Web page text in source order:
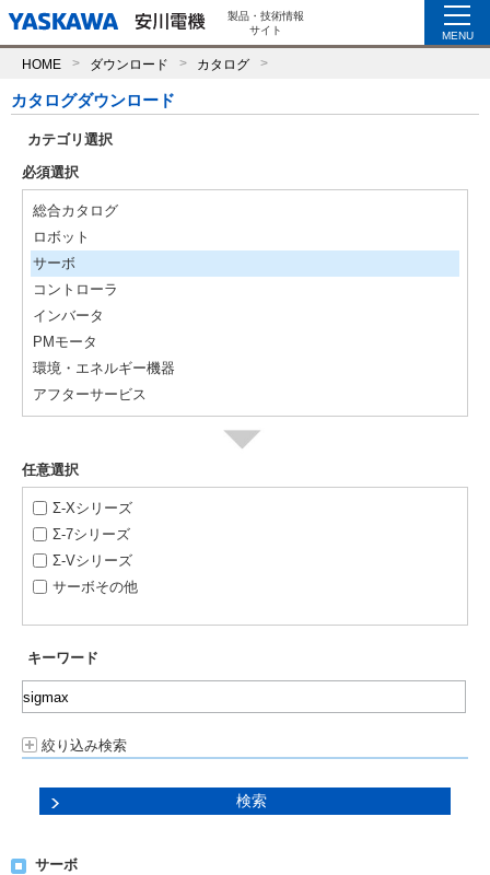
製品・技術情報
サイト
MENU
HOME ダウンロード カタログ
カタログダウンロード
カテゴリ選択
必須選択
総合カタログ
ロボット
サーボ
コントローラ
インバータ
PMモータ
環境・エネルギー機器
アフターサービス
任意選択
Σ-Xシリーズ
Σ-7シリーズ
Σ-Vシリーズ
サーボその他
キーワード
絞り込み検索
サーボ